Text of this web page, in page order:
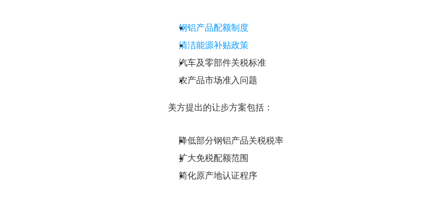
钢铝产品配额制度
清洁能源补贴政策
汽车及零部件关税标准
农产品市场准入问题
美方提出的让步方案包括：
降低部分钢铝产品关税税率
扩大免税配额范围
简化原产地认证程序